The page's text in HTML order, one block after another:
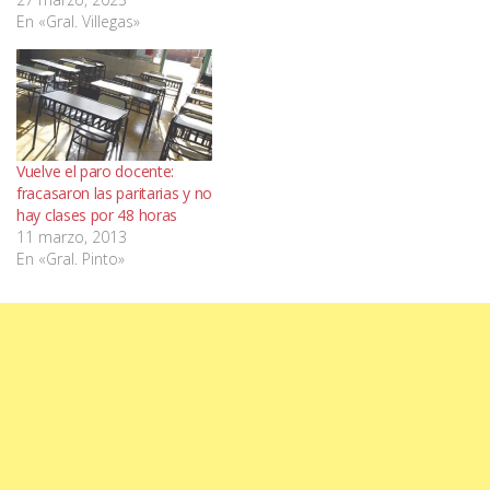
En «Gral. Villegas»
Vuelve el paro docente:
fracasaron las paritarias y no
hay clases por 48 horas
11 marzo, 2013
En «Gral. Pinto»